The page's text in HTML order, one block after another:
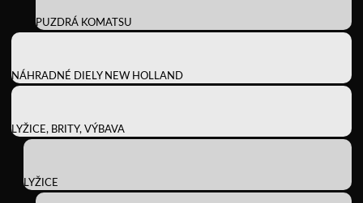
PUZDRÁ KOMATSU
NÁHRADNÉ DIELY NEW HOLLAND
LYŽICE, BRITY, VÝBAVA
LYŽICE